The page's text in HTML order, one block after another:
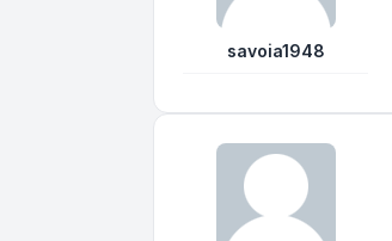
savoia1948